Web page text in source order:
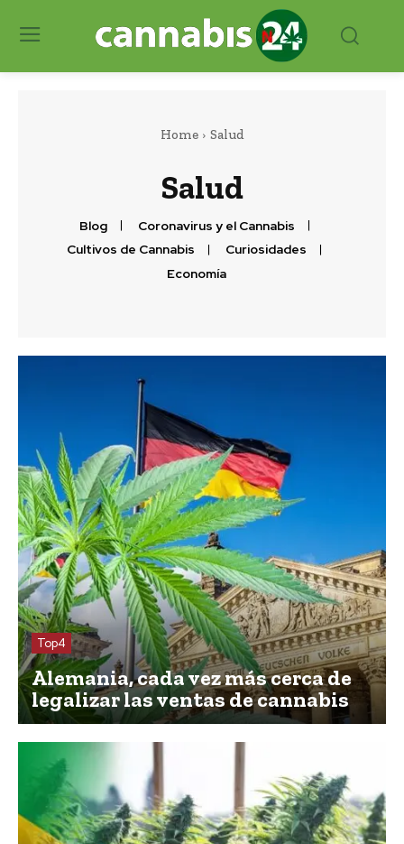
Home Salud
Salud
Blog
Coronavirus y el Cannabis
Cultivos de Cannabis
Curiosidades
Economía
Top4
Alemania, cada vez más cerca de
legalizar las ventas de cannabis